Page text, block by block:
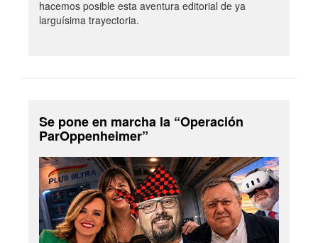
hacemos posible esta aventura editorial de ya
larguísima trayectoria.
Se pone en marcha la “Operación
ParOppenheimer”